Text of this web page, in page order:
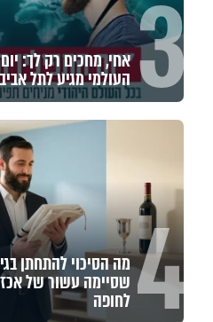
3 אחי, מחכים רק לך:
העולמי מגיע לתל
4 שסיימה עשור של
לחופה